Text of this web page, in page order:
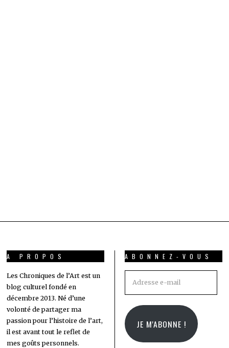
A PROPOS
Les Chroniques de l’Art est un
blog culturel fondé en
décembre 2013. Né d’une
volonté de partager ma
passion pour l’histoire de l’art,
il est avant tout le reflet de
mes goûts personnels.
ABONNEZ-VOUS
JE M'ABONNE !